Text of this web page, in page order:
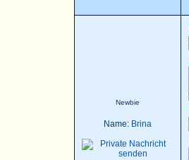
Newbie
Name: Brina